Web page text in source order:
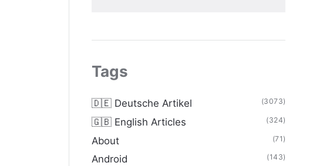
Tags
🇩🇪 Deutsche Artikel (3073)
🇬🇧 English Articles (324)
About (71)
Android (143)